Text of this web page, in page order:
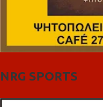
NRG SPORTS